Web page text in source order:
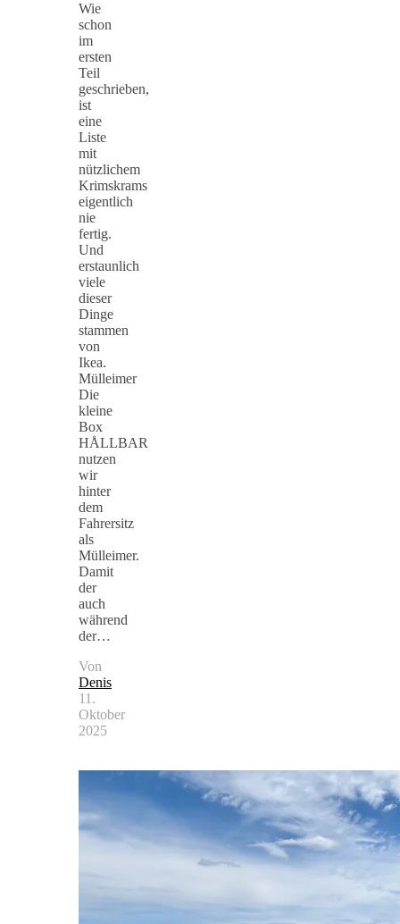
Wie
schon
im
ersten
Teil
geschrieben,
ist
eine
Liste
mit
nützlichem
Krimskrams
eigentlich
nie
fertig.
Und
erstaunlich
viele
dieser
Dinge
stammen
von
Ikea.
Mülleimer
Die
kleine
Box
HÅLLBAR
nutzen
wir
hinter
dem
Fahrersitz
als
Mülleimer.
Damit
der
auch
während
der…
Von
Denis
11.
Oktober
2025